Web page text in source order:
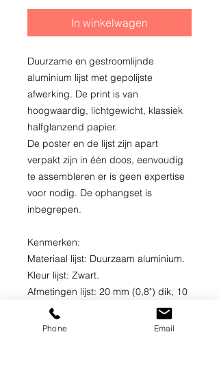
In winkelwagen
Duurzame en gestroomlijnde
aluminium lijst met gepolijste
afwerking. De print is van
hoogwaardig, lichtgewicht, klassiek
halfglanzend papier.
De poster en de lijst zijn apart
verpakt zijn in één doos, eenvoudig
te assembleren er is geen expertise
voor nodig. De ophangset is
inbegrepen.
Kenmerken:
Materiaal lijst: Duurzaam aluminium.
Kleur lijst: Zwart.
Afmetingen lijst: 20 mm (0,8") dik, 10
mm (0,4") breed.
Papiergewicht: 170 gsm (65 lb) voor
Phone Email